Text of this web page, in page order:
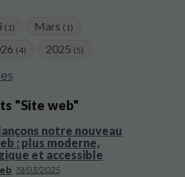
(1) Mars (1)
(4) 2025 (5)
"Site web"
19/03/2025
notre nouveau
: plus moderne,
et accessible